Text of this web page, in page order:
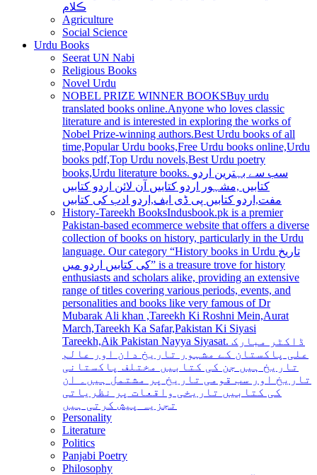
ڪلام
Agriculture
Social Science
Urdu Books
Seerat UN Nabi
Religious Books
Novel Urdu
NOBEL PRIZE WINNER BOOKSBuy urdu
translated books online.Anyone who loves classic
literature and is interested in exploring the works of
Nobel Prize-winning authors.Best Urdu books of all
time,Popular Urdu books,Free Urdu books online,Urdu
books pdf,Top Urdu novels,Best Urdu poetry
books,Urdu literature books. سب سے بہترین اردو
کتابیں ,مشہور اردو کتابیں آن لائن اردو کتابیں
مفت,اردو کتابیں پی ڈی ایف,اردو ادب کی کتابیں
History-Tareekh BooksIndusbook.pk is a premier
Pakistan-based ecommerce website that offers a diverse
collection of books on history, particularly in the Urdu
language. Our category “History books in Urdu تاریخ
کی کتابیں اردو میں” is a treasure trove for history
enthusiasts and scholars alike, providing an extensive
range of titles covering various periods, events, and
personalities and books like very famous of Dr
Mubarak Ali khan ,Tareekh Ki Roshni Mein,Aurat
March,Tareekh Ka Safar,Pakistan Ki Siyasi
Tareekh,Aik Pakistan Nayya Siyasat. ڈاکٹر مبارک
علی پاکستان کے مشہور تاریخ دان اور عالم
تاریخ ہیں جن کی کتابیں مختلف پاکستانی
تاریخ اور سب قومی تاریخ پر مشتمل ہیں۔ ان
کی کتابیں تاریخی واقعات پر نظریاتی
تجزیہ پیش کرتی ہیں
Personality
Literature
Politics
Panjabi Poetry
Philosophy